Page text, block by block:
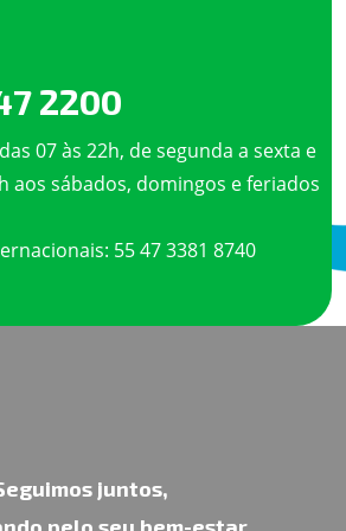
2200
07 às 22h, de segunda a sexta e
aos sábados, domingos e feriados
55 47 3381 8740
juntos,
pelo seu bem-estar